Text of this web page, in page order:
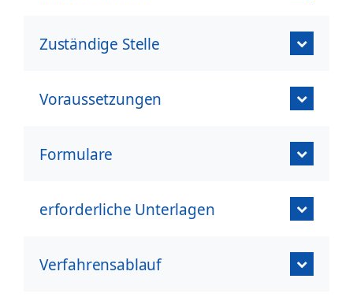
Zuständige Stelle
Voraussetzungen
Formulare
erforderliche Unterlagen
Verfahrensablauf